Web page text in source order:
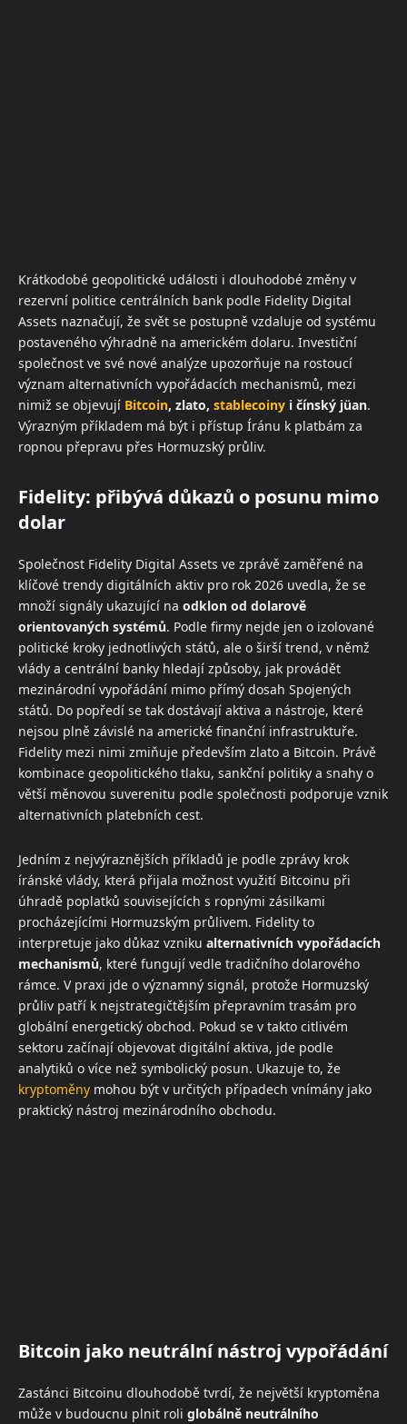
Krátkodobé geopolitické události i dlouhodobé změny v
rezervní politice centrálních bank podle Fidelity Digital
Assets naznačují, že svět se postupně vzdaluje od systému
postaveného výhradně na americkém dolaru. Investiční
společnost ve své nové analýze upozorňuje na rostoucí
význam alternativních vypořádacích mechanismů, mezi
nimiž se objevují Bitcoin, zlato, stablecoiny i čínský jüan.
Výrazným příkladem má být i přístup Íránu k platbám za
ropnou přepravu přes Hormuzský průliv.
Fidelity: přibývá důkazů o posunu mimo
dolar
Společnost Fidelity Digital Assets ve zprávě zaměřené na
klíčové trendy digitálních aktiv pro rok 2026 uvedla, že se
množí signály ukazující na odklon od dolarově
orientovaných systémů. Podle firmy nejde jen o izolované
politické kroky jednotlivých států, ale o širší trend, v němž
vlády a centrální banky hledají způsoby, jak provádět
mezinárodní vypořádání mimo přímý dosah Spojených
států. Do popředí se tak dostávají aktiva a nástroje, které
nejsou plně závislé na americké finanční infrastruktuře.
Fidelity mezi nimi zmiňuje především zlato a Bitcoin. Právě
kombinace geopolitického tlaku, sankční politiky a snahy o
větší měnovou suverenitu podle společnosti podporuje vznik
alternativních platebních cest.
Jedním z nejvýraznějších příkladů je podle zprávy krok
íránské vlády, která přijala možnost využití Bitcoinu při
úhradě poplatků souvisejících s ropnými zásilkami
procházejícími Hormuzským průlivem. Fidelity to
interpretuje jako důkaz vzniku alternativních vypořádacích
mechanismů, které fungují vedle tradičního dolarového
rámce. V praxi jde o významný signál, protože Hormuzský
průliv patří k nejstrategičtějším přepravním trasám pro
globální energetický obchod. Pokud se v takto citlivém
sektoru začínají objevovat digitální aktiva, jde podle
analytiků o více než symbolický posun. Ukazuje to, že
kryptoměny mohou být v určitých případech vnímány jako
praktický nástroj mezinárodního obchodu.
Bitcoin jako neutrální nástroj vypořádání
Zastánci Bitcoinu dlouhodobě tvrdí, že největší kryptoměna
může v budoucnu plnit roli globálně neutrálního